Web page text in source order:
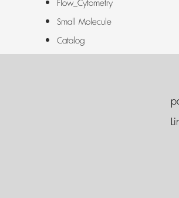
Flow_Cytometry
Small Molecule
Catalog